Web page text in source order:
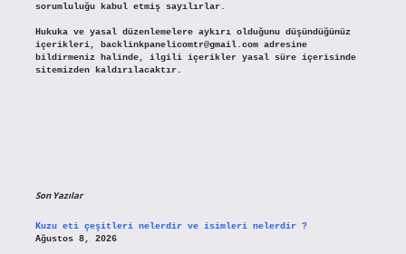
sorumluluğu kabul etmiş sayılırlar.
Hukuka ve yasal düzenlemelere aykırı olduğunu düşündüğünüz
içerikleri,
backlinkpanelicomtr@gmail.comadresine
bildirmeniz halinde, ilgili içerikler yasal süre içerisinde
sitemizden kaldırılacaktır.
Son Yazılar
Kuzu eti çeşitleri nelerdir ve isimleri nelerdir ?
Ağustos 8, 2026